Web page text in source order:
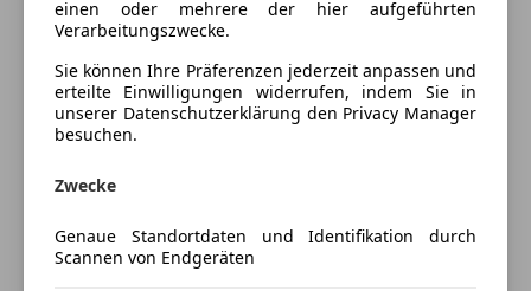
Elektrische Heckklappe
Elektrische Seitenspiegel
Elektrische Sitze
Getönte Scheiben
Klimaanlage
Lichtsensor
Lordosenstütze
Multifunktionslenkrad
Innenausstattung Velours
Fahrzeugbeschreibung
Vorführwagen - Verfügbarkeit auf Anfrage!
- 3-Zonen Klimaautomatik
- Heckklappe elektrisch mit Sensorsteuerung
einen oder mehrere der hier aufgeführten
Verarbeitungszwecke.
Sie können Ihre Präferenzen jederzeit anpassen und
erteilte Einwilligungen widerrufen, indem Sie in
unserer Datenschutzerklärung den Privacy Manager
besuchen.
Zwecke
Genaue Standortdaten und Identifikation durch
Scannen von Endgeräten